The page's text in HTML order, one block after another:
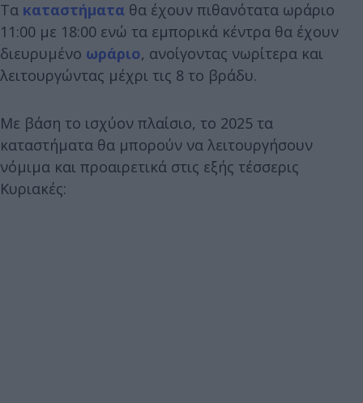
Τα καταστήματα θα έχουν πιθανότατα ωράριο
11:00 με 18:00 ενώ τα εμπορικά κέντρα θα έχουν
διευρυμένο ωράριο, ανοίγοντας νωρίτερα και
λειτουργώντας μέχρι τις 8 το βράδυ.
Με βάση το ισχύον πλαίσιο, το 2025 τα
καταστήματα θα μπορούν να λειτουργήσουν
νόμιμα και προαιρετικά στις εξής τέσσερις
Κυριακές: